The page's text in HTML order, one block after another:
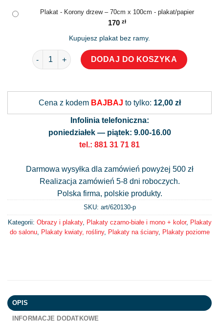
Plakat - Korony drzew – 70cm x 100cm - plakat/papier
170 zł
Kupujesz plakat bez ramy.
ilość Plakat - Korony drzew
DODAJ DO KOSZYKA
Cena z kodem BAJBAJ to tylko: 12,00 zł
Infolinia telefoniczna:
poniedziałek — piątek: 9.00-16.00
tel.: 881 31 71 81
Darmowa wysyłka dla zamówień powyżej 500 zł
Realizacja zamówień 5-8 dni roboczych.
Polska firma, polskie produkty.
SKU: art/620130-p
Kategorii: Obrazy i plakaty, Plakaty czarno-białe i mono + kolor, Plakaty
do salonu, Plakaty kwiaty, rośliny, Plakaty na ściany, Plakaty poziome
OPIS
INFORMACJE DODATKOWE